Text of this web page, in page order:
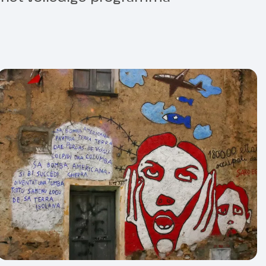
1 stuk van max. 20 kg p.p., kosten €
plaatse te voldoen